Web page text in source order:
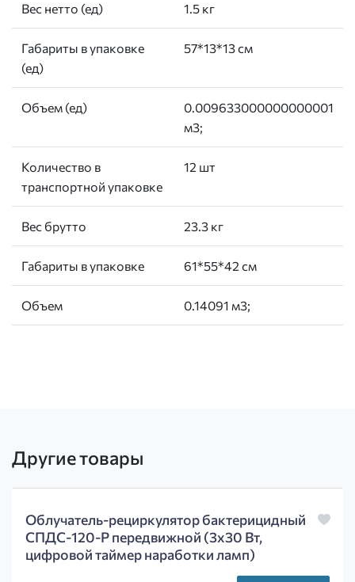
Вес нетто (ед) 1.5 кг
Габариты в упаковке
(ед)
57*13*13 см
Объем (ед)
0.009633000000000001
м3;
Количество в
транспортной упаковке
12 шт
Вес брутто 23.3 кг
Габариты в упаковке 61*55*42 см
Объем 0.14091 м3;
Другие товары
Облучатель-рециркулятор бактерицидный
СПДС-120-Р передвижной (3х30 Вт,
цифровой таймер наработки ламп)